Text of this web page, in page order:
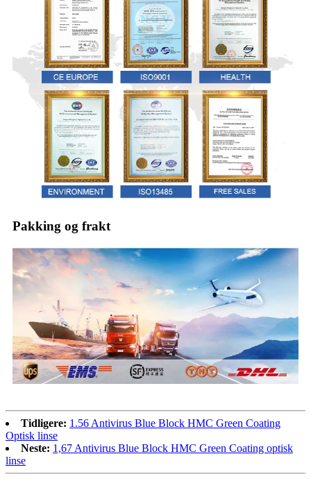
Pakking og frakt
Tidligere: 1.56 Antivirus Blue Block HMC Green Coating
Optisk linse
Neste: 1,67 Antivirus Blue Block HMC Green Coating optisk
linse